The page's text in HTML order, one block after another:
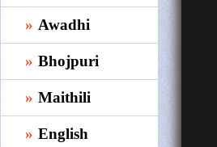
Awadhi
Bhojpuri
Maithili
English